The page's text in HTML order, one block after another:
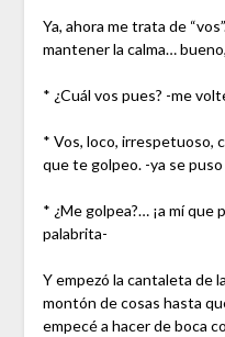
Ya, ahora me trata de
mantener la calma…
* ¿Cuál vos pues? -me
* Vos, loco, irrespetuoso,
que te golpeo. -ya se puso
* ¿Me golpea?… ¡a mí que
palabrita-
Y empezó la cantaleta de
montón de cosas hasta
empecé a hacer de boca